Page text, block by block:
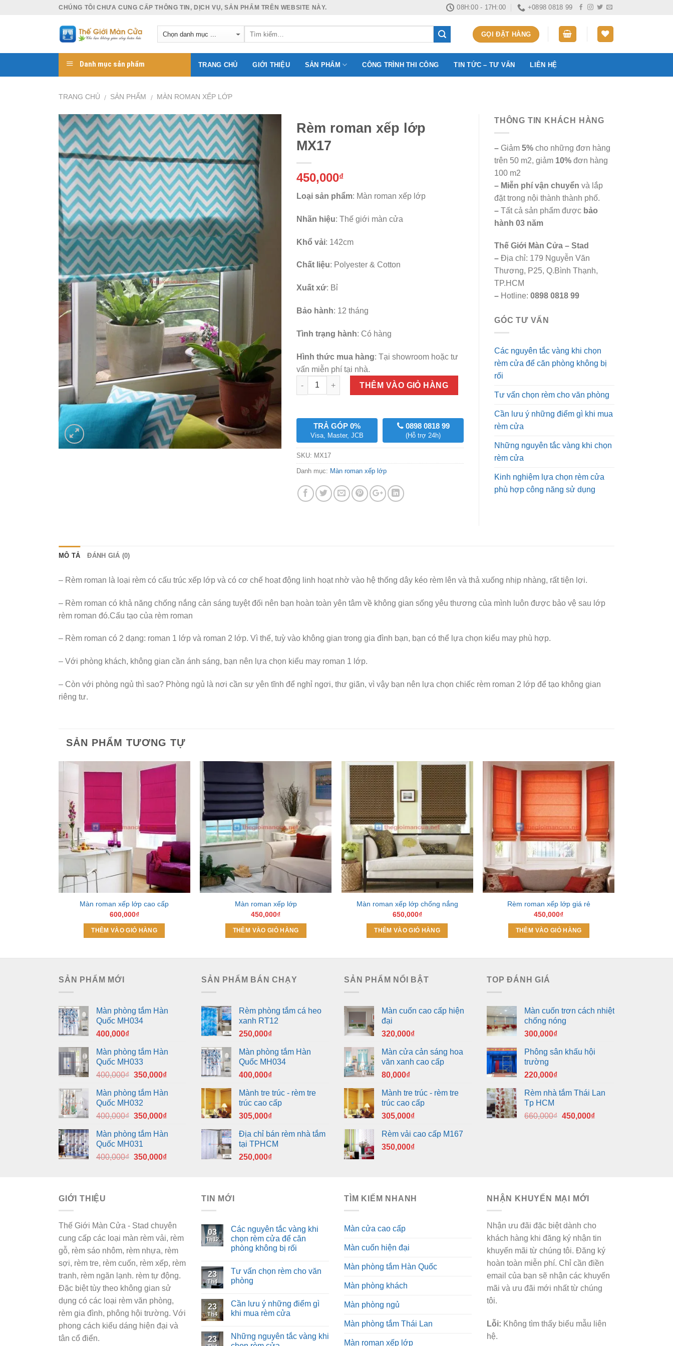
CHÚNG TÔI CHƯA CUNG CẤP THÔNG TIN, DỊCH VỤ, SẢN PHẨM TRÊN WEBSITE NÀY. 08H:00 - 17H:00 +0898 0818 99
GỌI ĐẶT HÀNG
Danh mục sản phẩm TRANG CHỦ GIỚI THIỆU SẢN PHẨM CÔNG TRÌNH THI CÔNG TIN TỨC – TƯ VẤN LIÊN HỆ
TRANG CHỦ / SẢN PHẨM / MÀN ROMAN XẾP LỚP
Add to
Wishlist
Rèm roman xếp lớp
MX17
450,000₫
Loại sản phẩm: Màn roman xếp lớp
Nhãn hiệu: Thế giới màn cửa
Khổ vải: 142cm
Chất liệu: Polyester & Cotton
Xuất xứ: Bỉ
Bảo hành: 12 tháng
Tình trạng hành: Có hàng
Hình thức mua hàng: Tại showroom hoặc tư
vấn miễn phí tại nhà.
Số lượng
THÊM VÀO GIỎ HÀNG
TRẢ GÓP 0%
Visa, Master, JCB
0898 0818 99
(Hỗ trợ 24h)
SKU: MX17
Danh mục: Màn roman xếp lớp
THÔNG TIN KHÁCH HÀNG
– Giảm 5% cho những đơn hàng
trên 50 m2, giảm 10% đơn hàng
100 m2
– Miễn phí vận chuyển và lắp
đặt trong nội thành thành phố.
– Tất cả sản phẩm được bảo
hành 03 năm
Thế Giới Màn Cửa – Stad
– Địa chỉ: 179 Nguyễn Văn
Thương, P25, Q.Bình Thạnh,
TP.HCM
– Hotline: 0898 0818 99
GÓC TƯ VẤN
Các nguyên tắc vàng khi chọn
rèm cửa để căn phòng không bị
rối
Tư vấn chọn rèm cho văn phòng
Cần lưu ý những điểm gì khi mua
rèm cửa
Những nguyên tắc vàng khi chọn
rèm cửa
Kinh nghiệm lựa chọn rèm cửa
phù hợp công năng sử dụng
MÔ TẢ ĐÁNH GIÁ (0)
– Rèm roman là loại rèm có cấu trúc xếp lớp và có cơ chế hoạt động linh hoạt nhờ vào hệ thống dây kéo rèm lên và thả xuống nhịp nhàng, rất tiện lợi.
– Rèm roman có khả năng chống nắng cản sáng tuyệt đối nên bạn hoàn toàn yên tâm về không gian sống yêu thương của mình luôn được bảo vệ sau lớp
rèm roman đó.Cấu tạo của rèm roman
– Rèm roman có 2 dạng: roman 1 lớp và roman 2 lớp. Vì thế, tuỳ vào không gian trong gia đình bạn, bạn có thể lựa chọn kiểu may phù hợp.
– Với phòng khách, không gian cần ánh sáng, bạn nên lựa chọn kiểu may roman 1 lớp.
– Còn với phòng ngủ thì sao? Phòng ngủ là nơi cần sự yên tĩnh để nghỉ ngơi, thư giãn, vì vậy bạn nên lựa chọn chiếc rèm roman 2 lớp để tạo không gian
riêng tư.
SẢN PHẨM TƯƠNG TỰ
Wishlist
Màn roman xếp lớp cao cấp
600,000₫
THÊM VÀO GIỎ HÀNG
Add to
Wishlist
Màn roman xếp lớp
450,000₫
THÊM VÀO GIỎ HÀNG
Add to
Wishlist
Màn roman xếp lớp chống nắng
650,000₫
THÊM VÀO GIỎ HÀNG
Rèm roman xếp lớp giá rẻ
450,000₫
THÊM VÀO GIỎ HÀNG
SẢN PHẨM MỚI
Màn phòng tắm Hàn
Quốc MH034
400,000₫
Màn phòng tắm Hàn
Quốc MH033
400,000₫ Giá
là:
400,000₫.
350,000₫Giá
tại
350,000₫.
Màn phòng tắm Hàn
Quốc MH032
400,000₫ Giá
là:
400,000₫.
350,000₫Giá
tại
350,000₫.
Màn phòng tắm Hàn
Quốc MH031
400,000₫ Giá
350,000₫Giá
SẢN PHẨM BÁN CHẠY
Rèm phòng tắm cá heo
xanh RT12
250,000₫
Màn phòng tắm Hàn
Quốc MH034
400,000₫
Mành tre trúc - rèm tre
trúc cao cấp
305,000₫
Địa chỉ bán rèm nhà tắm
tại TPHCM
250,000₫
SẢN PHẨM NỔI BẬT
Màn cuốn cao cấp hiện
đại
320,000₫
Màn cửa cản sáng hoa
văn xanh cao cấp
80,000₫
Mành tre trúc - rèm tre
trúc cao cấp
305,000₫
Rèm vải cao cấp M167
350,000₫
TOP ĐÁNH GIÁ
Màn cuốn trơn cách nhiệt
chống nóng
300,000₫
Phông sân khấu hội
trường
220,000₫
Rèm nhà tắm Thái Lan
Tp HCM
660,000₫ Giá
450,000₫Giá
GIỚI THIỆU
Thế Giới Màn Cửa - Stad chuyên
cung cấp các loại màn rèm vải, rèm
gỗ, rèm sáo nhôm, rèm nhựa, rèm
sợi, rèm tre, rèm cuốn, rèm xếp, rèm
tranh, rèm ngăn lạnh. rèm tự động.
Đặc biệt tùy theo không gian sử
dụng có các loại rèm văn phòng,
rèm gia đình, phông hội trường. Với
phong cách kiểu dáng hiện đại và
tân cổ điển.
TIN MỚI
03
Th12
Các nguyên tắc vàng khi
chọn rèm cửa để căn
phòng không bị rối
23
Th4
Tư vấn chọn rèm cho văn
phòng
23
Th4
Cần lưu ý những điểm gì
khi mua rèm cửa
23
Những nguyên tắc vàng khi
TÌM KIẾM NHANH
Màn cửa cao cấp
Màn cuốn hiện đại
Màn phòng tắm Hàn Quốc
Màn phòng khách
Màn phòng ngủ
Màn phòng tắm Thái Lan
Màn roman xếp lớp
NHẬN KHUYẾN MẠI MỚI
Nhận ưu đãi đặc biệt dành cho
khách hàng khi đăng ký nhận tin
khuyến mãi từ chúng tôi. Đăng ký
hoàn toàn miễn phí. Chỉ cần điền
email của bạn sẽ nhận các khuyến
mãi và ưu đãi mới nhất từ chúng
tôi.
Lỗi: Không tìm thấy biểu mẫu liên
hệ.